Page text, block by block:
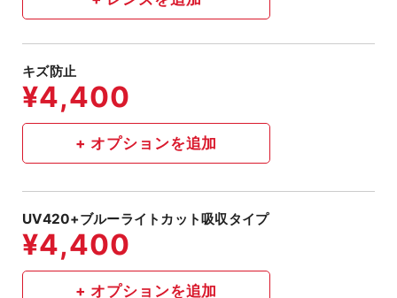
キズ防止
UV420+ブルーライトカット吸収タイプ